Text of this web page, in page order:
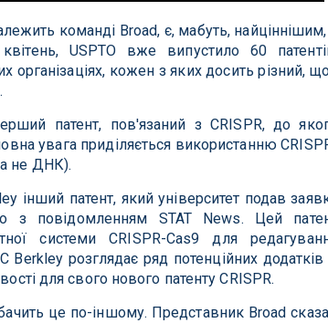
команді Broad, є, мабуть,
USPTO вже випустило 60
організаціях, кожен з яких досить різний,
патент, пов'язаний з CRISPR, до
увага приділяється використанню
не ДНК).
інший патент, який університет подав
з повідомленням STAT News. Цей
системи CRISPR-Cas9 для
розглядає ряд потенційних
для свого нового патенту CRISPR.
це по-іншому. Представник Broad